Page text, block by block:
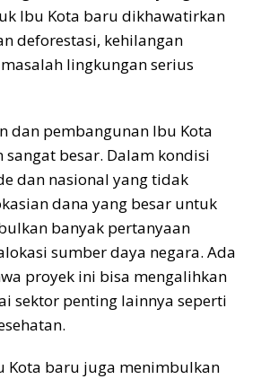
Ibu Kota baru dikhawatirkan
deforestasi, kehilangan
lingkungan serius
dan pembangunan Ibu Kota
besar. Dalam kondisi
dan nasional yang tidak
dana yang besar untuk
banyak pertanyaan
sumber daya negara. Ada
proyek ini bisa mengalihkan
sektor penting lainnya seperti
Kota baru juga menimbulkan